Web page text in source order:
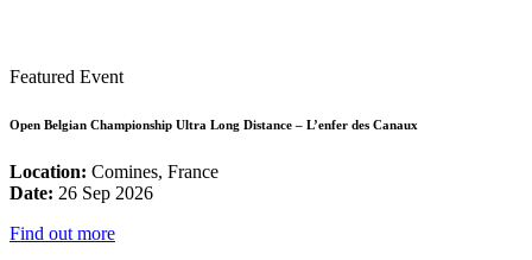
Featured Event
Open Belgian Championship Ultra Long Distance – L’enfer des Canaux
Location: Comines, France
Date: 26 Sep 2026
Find out more